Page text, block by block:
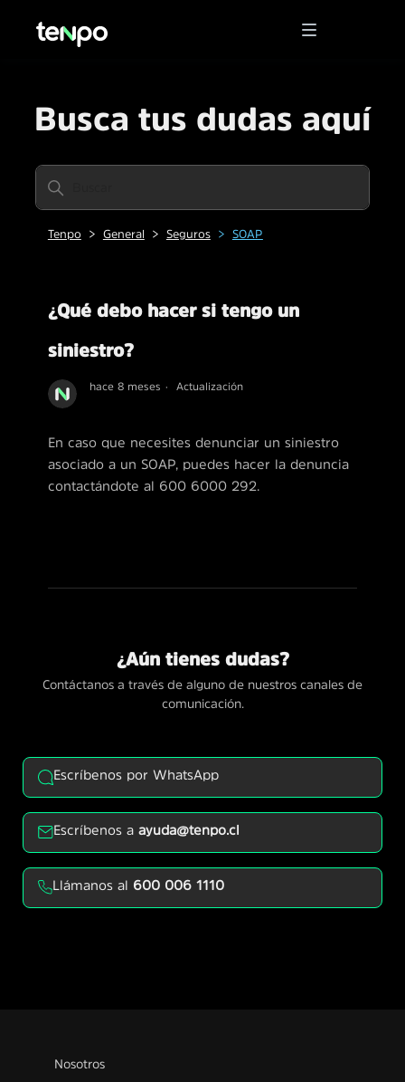
Busca tus dudas aquí
Tenpo General Seguros SOAP
¿Qué debo hacer si tengo un
siniestro?
hace 8 meses Actualización
En caso que necesites denunciar un siniestro
asociado a un SOAP, puedes hacer la denuncia
contactándote al 600 6000 292.
¿Aún tienes dudas?
Contáctanos a través de alguno de nuestros canales de
comunicación.
Escríbenos por WhatsApp
Escríbenos aayuda@tenpo.cl
Llámanos al 600 006 1110
Nosotros